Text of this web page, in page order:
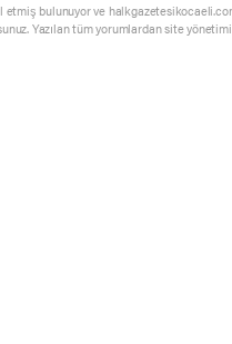
etmiş bulunuyor ve
Yazılan tüm yorumlardan site